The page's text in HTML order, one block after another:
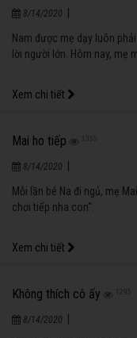
8/14/2020
Nam được mẹ dạy luôn
lời người lớn. Hôm nay, mẹ
Xem chi tiết